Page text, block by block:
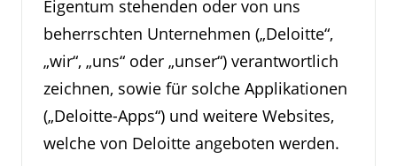
Eigentum stehenden oder von uns
beherrschten Unternehmen („Deloitte“,
„wir“, „uns“ oder „unser“) verantwortlich
zeichnen, sowie für solche Applikationen
(„Deloitte-Apps“) und weitere Websites,
welche von Deloitte angeboten werden.